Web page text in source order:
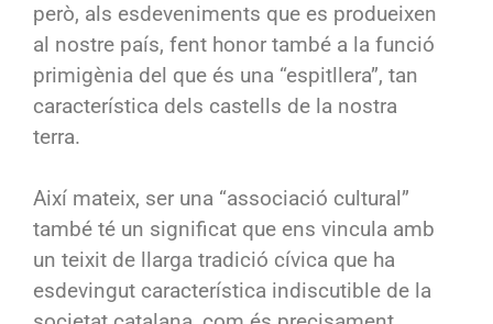
però, als esdeveniments que es produeixen
al nostre país, fent honor també a la funció
primigènia del que és una “espitllera”, tan
característica dels castells de la nostra
terra.
Així mateix, ser una “associació cultural”
també té un significat que ens vincula amb
un teixit de llarga tradició cívica que ha
esdevingut característica indiscutible de la